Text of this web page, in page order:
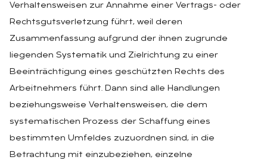
Verhaltensweisen zur Annahme einer Vertrags- oder
Rechtsgutsverletzung führt, weil deren
Zusammenfassung aufgrund der ihnen zugrunde
liegenden Systematik und Zielrichtung zu einer
Beeinträchtigung eines geschützten Rechts des
Arbeitnehmers führt. Dann sind alle Handlungen
beziehungsweise Verhaltensweisen, die dem
systematischen Prozess der Schaffung eines
bestimmten Umfeldes zuzuordnen sind, in die
Betrachtung mit einzubeziehen, einzelne